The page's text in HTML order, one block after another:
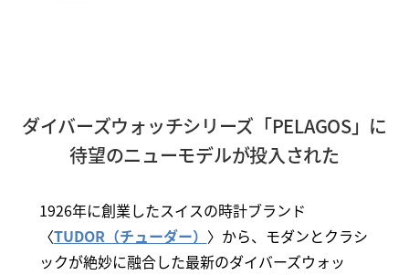
ダイバーズウォッチシリーズ「PELAGOS」に
待望のニューモデルが投入された
1926年に創業したスイスの時計ブランド
〈TUDOR（チューダー） 〉から、モダンとクラシ
ックが絶妙に融合した最新のダイバーズウォッ